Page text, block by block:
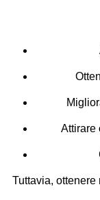
Attirare
Tuttavia,